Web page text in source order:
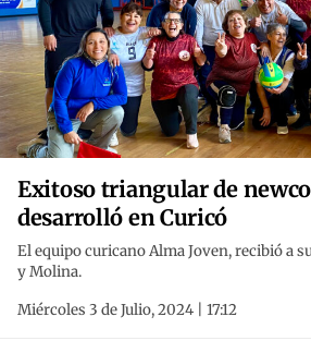
Exitoso triangular de
desarrolló en Curicó
El equipo curicano Alma Joven, recibió a
y Molina.
Miércoles 3 de Julio, 2024 | 17:12